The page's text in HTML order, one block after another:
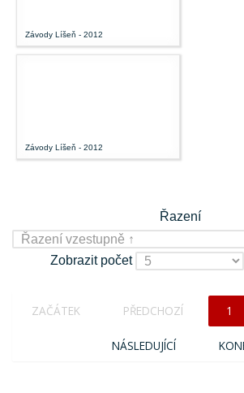
Závody Líšeň - 2012
Závody Líšeň - 2012
Řazení
Zobrazit počet
ZAČÁTEK PŘEDCHOZÍ 1
NÁSLEDUJÍCÍ